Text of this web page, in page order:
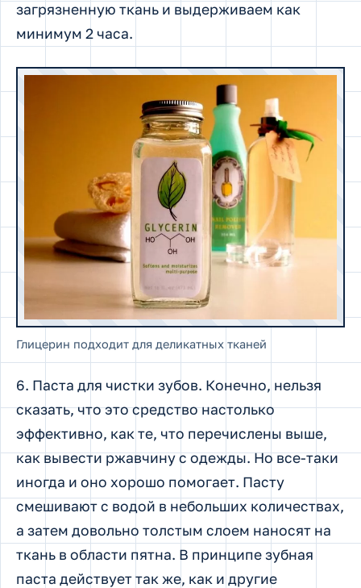
загрязненную ткань и выдерживаем как
минимум 2 часа.
Глицерин подходит для деликатных тканей
6. Паста для чистки зубов. Конечно, нельзя
сказать, что это средство настолько
эффективно, как те, что перечислены выше,
как вывести ржавчину с одежды. Но все-таки
иногда и оно хорошо помогает. Пасту
смешивают с водой в небольших количествах,
а затем довольно толстым слоем наносят на
ткань в области пятна. В принципе зубная
паста действует так же, как и другие